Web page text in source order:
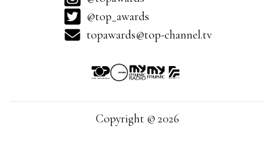
@top_awards
topawards@top-channel.tv
Copyright © 2026